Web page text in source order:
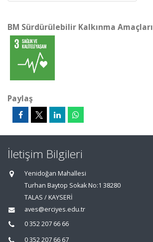
BM Sürdürülebilir Kalkınma Amaçları
Paylaş
İletişim Bilgileri
Yenidoğan Mahallesi
Turhan Baytop Sokak No:1 38280
TALAS / KAYSERİ
aves@erciyes.edu.tr
0 352 207 66 66
0 352 207 66 67